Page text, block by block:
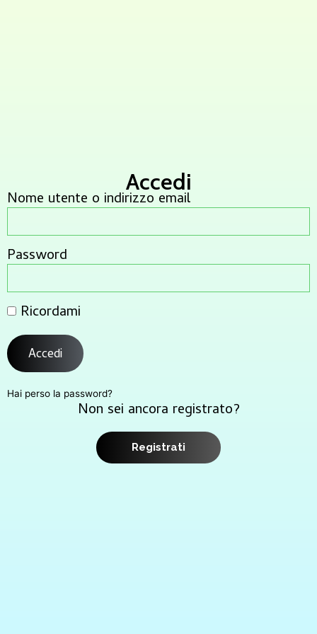
Accedi
Nome utente o indirizzo email
Password
Ricordami
Accedi
Hai perso la password?
Non sei ancora registrato?
Registrati